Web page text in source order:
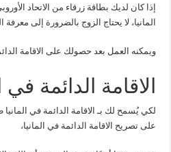
إذا كان لديك بطاقة زرقاء من الاتحاد
المانيا، لا يحتاج الزوج بالضرورة إلى معرفة
ويمكنه العمل بعد حصولك على الاقامة
الاقامة الدائمة في
لكي يُسمح لك بـ الاقامة الدائمة في
على تصريح الاقامة الدائمة في المانيا،